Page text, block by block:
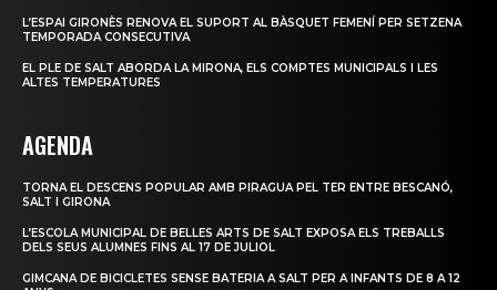
L’ESPAI GIRONÈS RENOVA EL SUPORT AL BÀSQUET FEMENÍ PER SETZENA
TEMPORADA CONSECUTIVA
EL PLE DE SALT ABORDA LA MIRONA, ELS COMPTES MUNICIPALS I LES
ALTES TEMPERATURES
AGENDA
TORNA EL DESCENS POPULAR AMB PIRAGUA PEL TER ENTRE BESCANÓ,
SALT I GIRONA
L’ESCOLA MUNICIPAL DE BELLES ARTS DE SALT EXPOSA ELS TREBALLS
DELS SEUS ALUMNES FINS AL 17 DE JULIOL
GIMCANA DE BICICLETES SENSE BATERIA A SALT PER A INFANTS DE 8 A 12